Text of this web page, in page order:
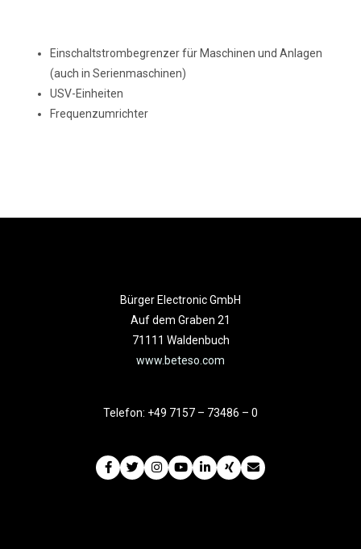
Einschaltstrombegrenzer für Maschinen und Anlagen
(auch in Serienmaschinen)
USV-Einheiten
Frequenzumrichter
Bürger Electronic GmbH
Auf dem Graben 21
71111 Waldenbuch
www.beteso.com
Telefon: +49 7157 – 73486 – 0